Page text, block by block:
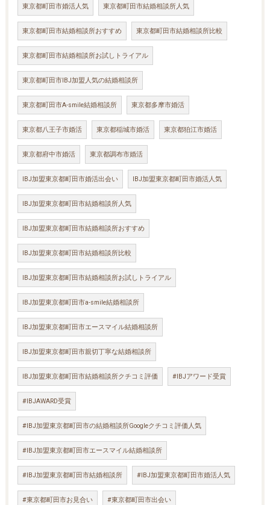
東京都町田市婚活人気 東京都町田市結婚相談所人気
東京都町田市結婚相談所おすすめ 東京都町田市結婚相談所比較
東京都町田市結婚相談所お試しトライアル
東京都町田市IBJ加盟人気の結婚相談所
東京都町田市A-smile結婚相談所 東京都多摩市婚活
東京都八王子市婚活 東京都稲城市婚活 東京都狛江市婚活
東京都府中市婚活 東京都調布市婚活
IBJ加盟東京都町田市婚活出会い IBJ加盟東京都町田市婚活人気
IBJ加盟東京都町田市結婚相談所人気
IBJ加盟東京都町田市結婚相談所おすすめ
IBJ加盟東京都町田市結婚相談所比較
IBJ加盟東京都町田市結婚相談所お試しトライアル
IBJ加盟東京都町田市a-smile結婚相談所
IBJ加盟東京都町田市エースマイル結婚相談所
IBJ加盟東京都町田市親切丁寧な結婚相談所
IBJ加盟東京都町田市結婚相談所クチコミ評価 #IBJアワード受賞
#IBJAWARD受賞
#IBJ加盟東京都町田市の結婚相談所Googleクチコミ評価人気
#IBJ加盟東京都町田市エースマイル結婚相談所
#IBJ加盟東京都町田市結婚相談所 #IBJ加盟東京都町田市婚活人気
#東京都町田市お見合い #東京都町田市出会い